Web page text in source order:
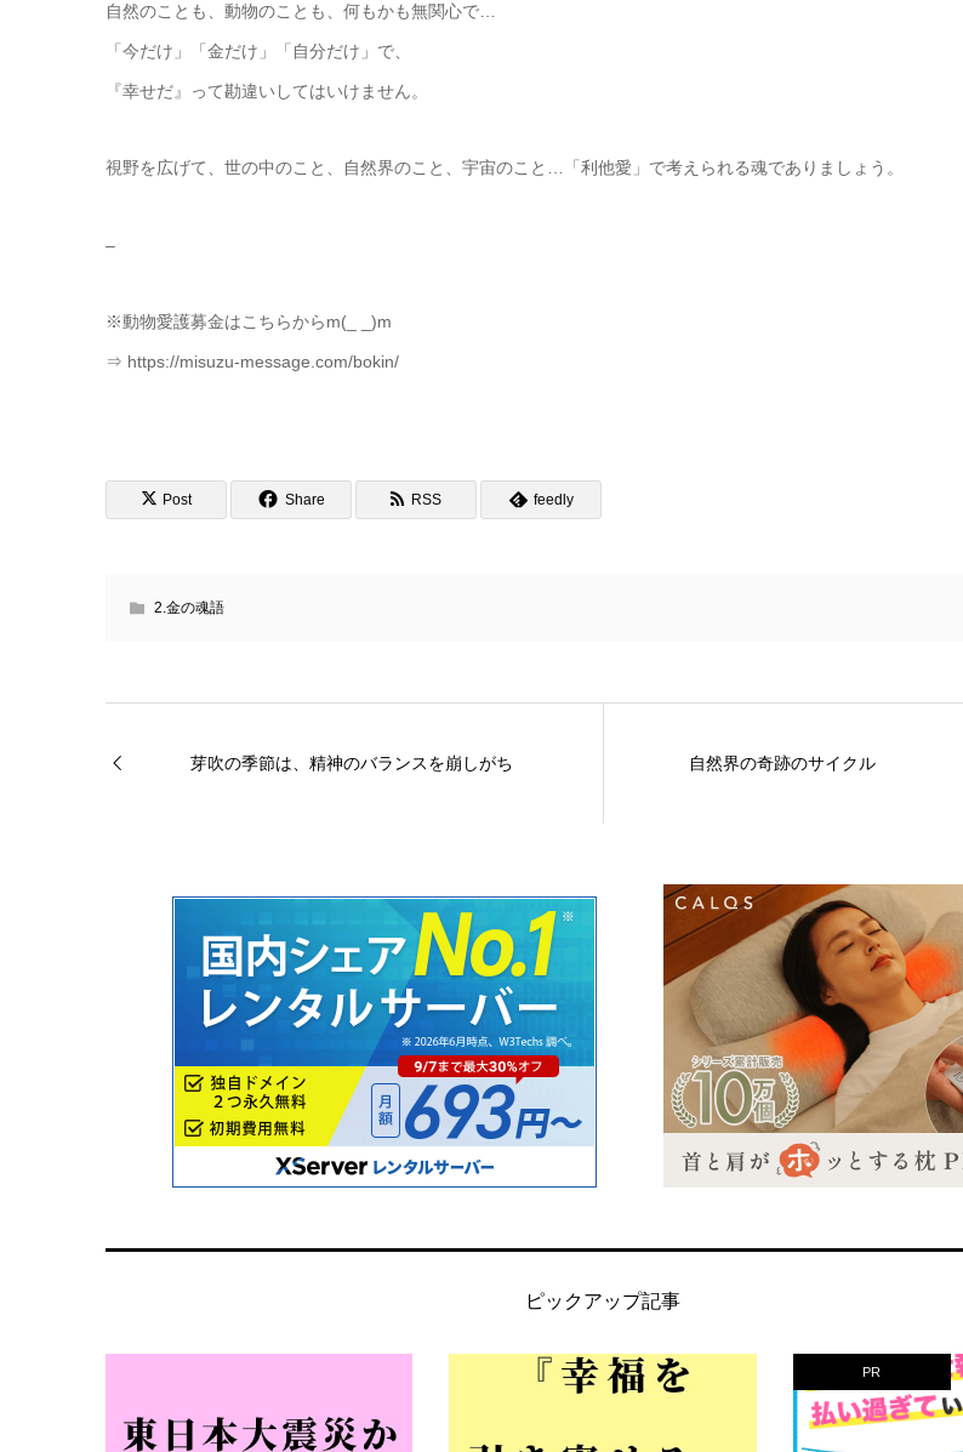
自然のことも、動物のことも、何もかも無関心で…
「今だけ」「金だけ」「自分だけ」で、
『幸せだ』って勘違いしてはいけません。
視野を広げて、世の中のこと、自然界のこと、宇宙のこと…「利他愛」で考えられる魂でありましょう。
–
※動物愛護募金はこちらからm(_ _)m
⇒ https://misuzu-message.com/bokin/
Post Share RSS feedly
2.金の魂語
芽吹の季節は、精神のバランスを崩しがち 自然界の奇跡のサイクル
ピックアップ記事
PR